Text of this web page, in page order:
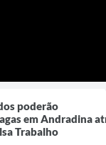
poderão
em Andradina
Trabalho